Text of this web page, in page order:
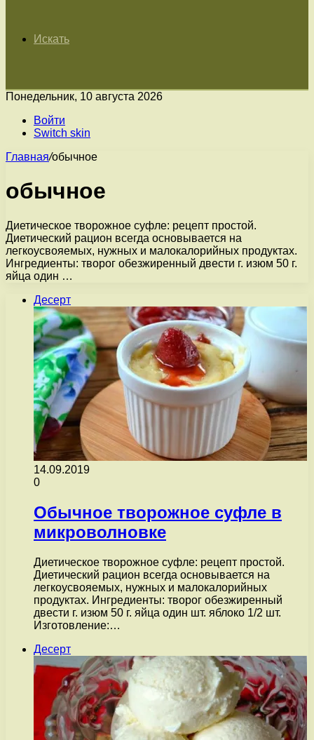
Искать
Понедельник, 10 августа 2026
Войти
Switch skin
Главная/обычное
обычное
Диетическое творожное суфле: рецепт простой.
Диетический рацион всегда основывается на
легкоусвояемых, нужных и малокалорийных продуктах.
Ингредиенты: творог обезжиренный двести г. изюм 50 г.
яйца один …
Десерт
14.09.2019
0
Обычное творожное суфле в
микроволновке
Диетическое творожное суфле: рецепт простой.
Диетический рацион всегда основывается на
легкоусвояемых, нужных и малокалорийных
продуктах. Ингредиенты: творог обезжиренный
двести г. изюм 50 г. яйца один шт. яблоко 1/2 шт.
Изготовление:…
Десерт